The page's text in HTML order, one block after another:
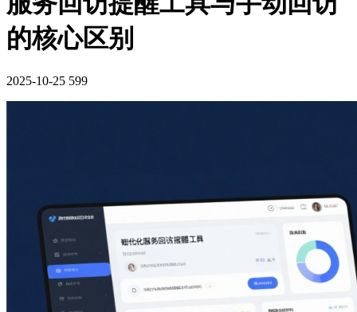
的核心区别
2025-10-25 599